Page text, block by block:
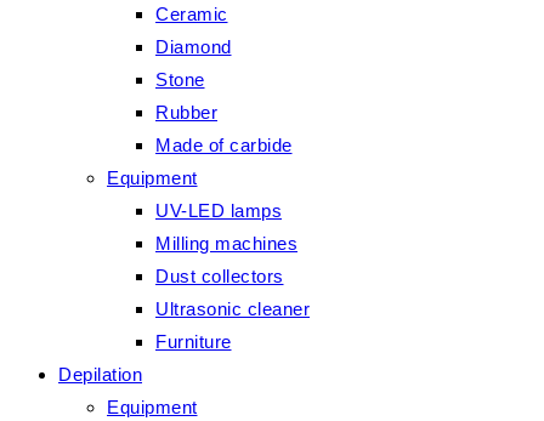
Ceramic
Diamond
Stone
Rubber
Made of carbide
Equipment
UV-LED lamps
Milling machines
Dust collectors
Ultrasonic cleaner
Furniture
Depilation
Equipment